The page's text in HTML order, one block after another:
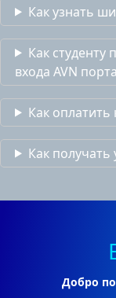
Как узнать
Как студенту
входа AVN
Как оплатить
Как получать
Добро